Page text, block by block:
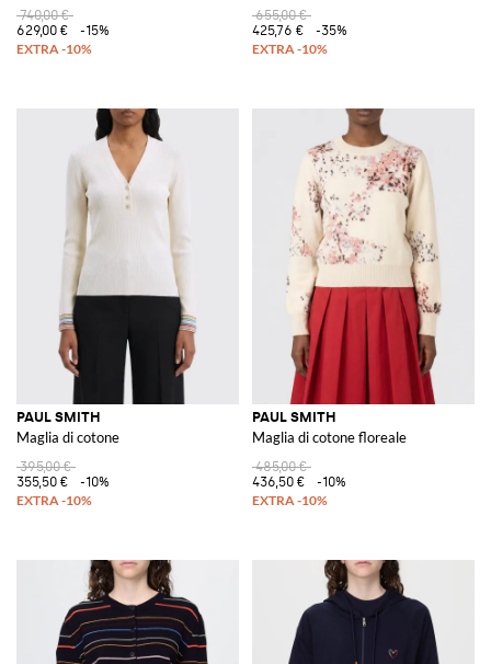
740,00 €
629,00 €
-15%
655,00 €
425,76 €
-35%
PAUL SMITH
Maglia di cotone
395,00 €
355,50 €
-10%
PAUL SMITH
Maglia di cotone floreale
485,00 €
436,50 €
-10%